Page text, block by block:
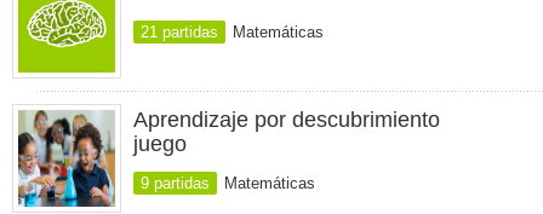
21 partidas Matemáticas
Aprendizaje por descubrimiento
juego
9 partidas Matemáticas